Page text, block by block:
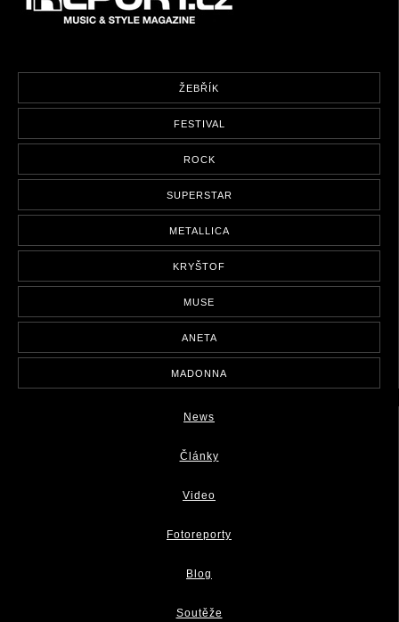
ŽEBŘÍK
FESTIVAL
ROCK
SUPERSTAR
METALLICA
KRYŠTOF
MUSE
ANETA
MADONNA
News
Články
Video
Fotoreporty
Blog
Soutěže